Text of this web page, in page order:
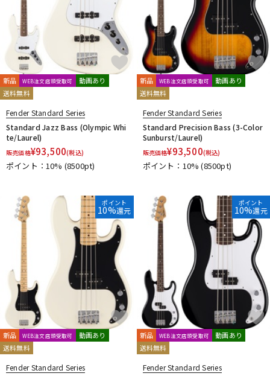
新品 WEB注文店頭受取可
動画あり
送料無料
Fender Standard Series
Standard Jazz Bass (Olympic Whi
te/Laurel)
販売価格¥93,500(税込)
ポイント：10% (8500pt)
新品 WEB注文店頭受取可
動画あり
送料無料
Fender Standard Series
Standard Precision Bass (3-Color
Sunburst/Laurel)
販売価格¥93,500(税込)
ポイント：10%(8500pt)
ポイント
10%還元
新品 WEB注文店頭受取可
動画あり
送料無料
Fender Standard Series
ポイント
10%還元
新品 WEB注文店頭受取可
動画あり
送料無料
Fender Standard Series